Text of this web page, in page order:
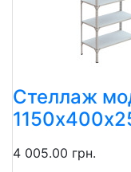
Стеллаж
4 005.00 грн.